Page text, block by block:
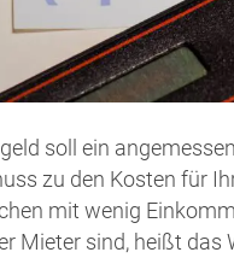
soll ein
zu den Kos­ten für
mit wenig
Mie­ter sind, heißt das